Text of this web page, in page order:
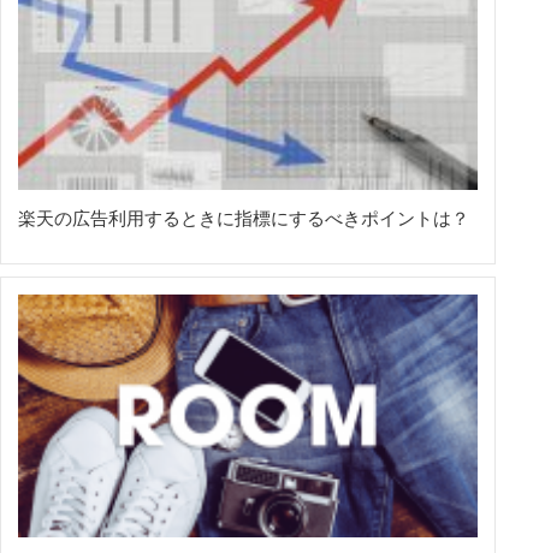
楽天の広告利用するときに指標にするべきポイントは？